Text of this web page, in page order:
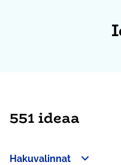
551 ideaa
Hakuvalinnat